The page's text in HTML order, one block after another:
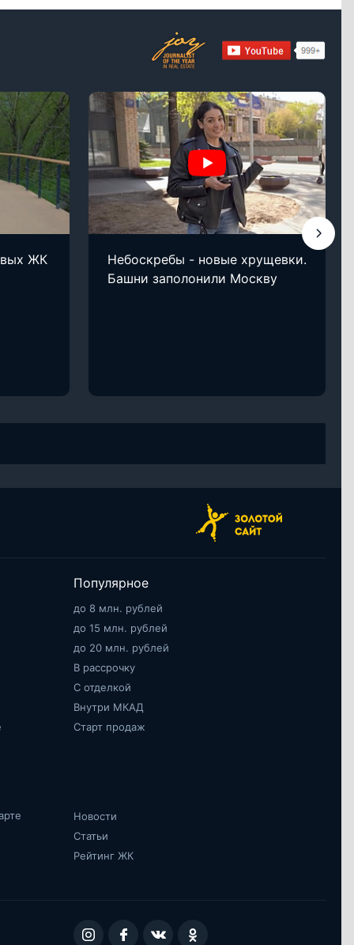
ЖК
Небоскребы - новые хрущевки.
Башни заполонили Москву
Популярное
до 8 млн. рублей
до 15 млн. рублей
до 20 млн. рублей
В рассрочку
С отделкой
Внутри МКАД
Старт продаж
Новости
Статьи
Рейтинг ЖК